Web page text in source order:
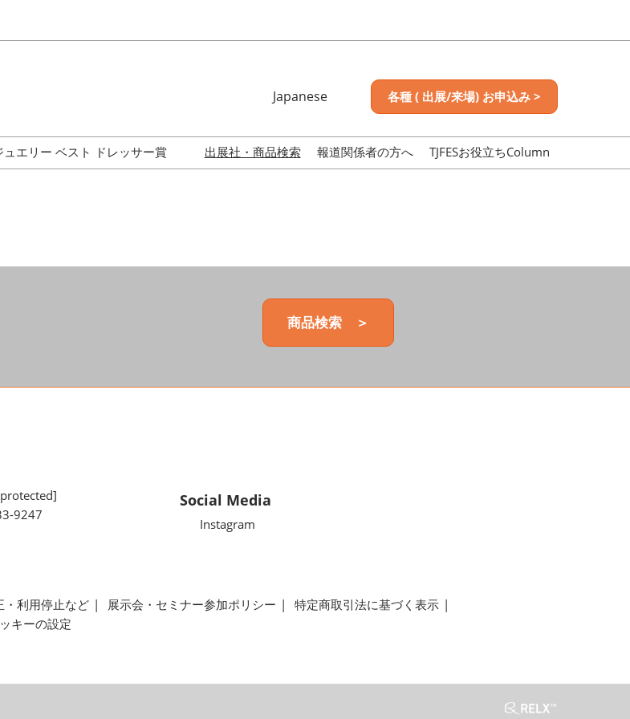
Japanese
English
各種 ( 出展/来場) お申込み >
ュエリー ベスト ドレッサー賞
出展社・商品検索 報道関係者の方へ TJFESお役立ちColumn
商品検索 ＞
9247
Social Media
Instagram
・利用停止など 展示会・セミナー参加ポリシー
特定商取引法に基づく表示
キーの設定